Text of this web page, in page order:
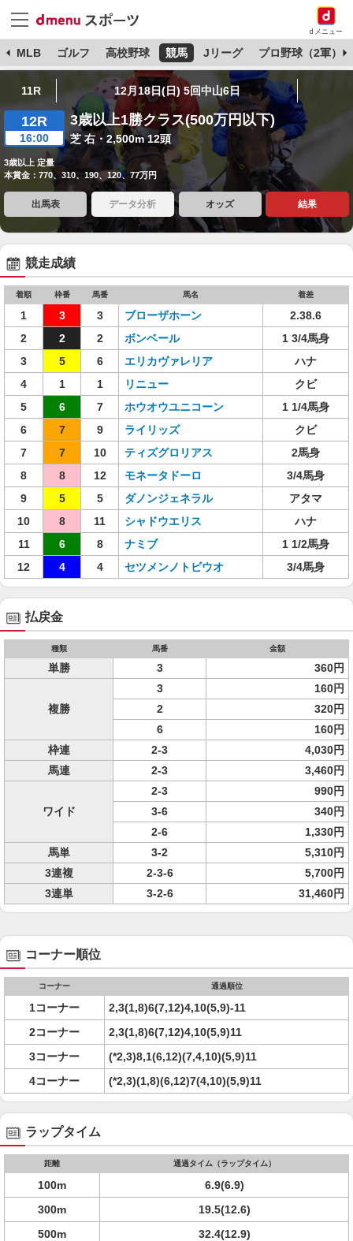
dメニュー
MLB ゴルフ 高校野球 競馬 Jリーグ プロ野球（2軍）
11R 12月18日(日) 5回中山6日
12R
16:00
3歳以上1勝クラス(500万円以下)
芝 右・2,500m 12頭
3歳以上 定量
本賞金：770、310、190、120、77万円
出馬表 データ分析 オッズ 結果
競走成績
着順 枠番 馬番 馬名 着差
1 3 3 ブローザホーン
2.38.6
2
2 2 ボンベール
1 3/4馬身
3
5 6 エリカヴァレリア
ハナ
4
1 1 リニュー
クビ
5
6 7 ホウオウユニコーン
1 1/4馬身
6
7 9 ライリッズ
クビ
7
7 10 ティズグロリアス
2馬身
8
8 12 モネータドーロ
3/4馬身
9
5 5 ダノンジェネラル
アタマ
10
8 11 シャドウエリス
ハナ
11
6 8 ナミブ
1 1/2馬身
12
4 4 セツメンノトビウオ 3/4馬身
払戻金
種類 馬番 金額
単勝 3 360円
複勝
3
160円
2
320円
6
160円
枠連
2-3
4,030円
馬連
2-3 3,460円
ワイド
2-3
990円
3-6
340円
2-6
1,330円
馬単
3-2
5,310円
3連複
2-3-6
5,700円
3連単
3-2-6 31,460円
コーナー順位
コーナー 通過順位
1コーナー
2,3(1,8)6(7,12)4,10(5,9)-11
2コーナー
2,3(1,8)6(7,12)4,10(5,9)11
3コーナー
(*2,3)8,1(6,12)(7,4,10)(5,9)11
4コーナー
(*2,3)(1,8)(6,12)7(4,10)(5,9)11
ラップタイム
距離 通過タイム（ラップタイム）
100m
6.9(6.9)
300m
19.5(12.6)
500m
32.4(12.9)